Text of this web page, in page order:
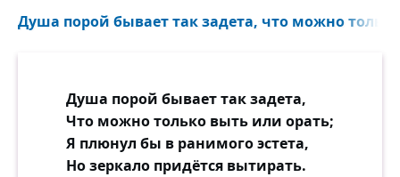
Душа порой бывает так задета, что можно
Душа порой бывает так задета,
Что можно только выть или орать;
Я плюнул бы в ранимого эстета,
Но зеркало придётся вытирать.